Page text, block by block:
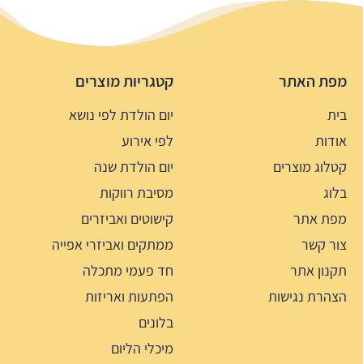
מפת האתר
בית
אודות
קטלוג מוצרים
בלוג
מפת אתר
צור קשר
תקנון אתר
הצהרת נגישות
קטגריות מוצרים
יום הולדת לפי נושא
לפי אירוע
יום הולדת שנה
מסיבת רווקות
קישוטים ואביזרים
ממתקים ואביזרי אפייה
חד פעמי מתכלה
הפתעות ואריזות
בלונים
מיכלי הליום